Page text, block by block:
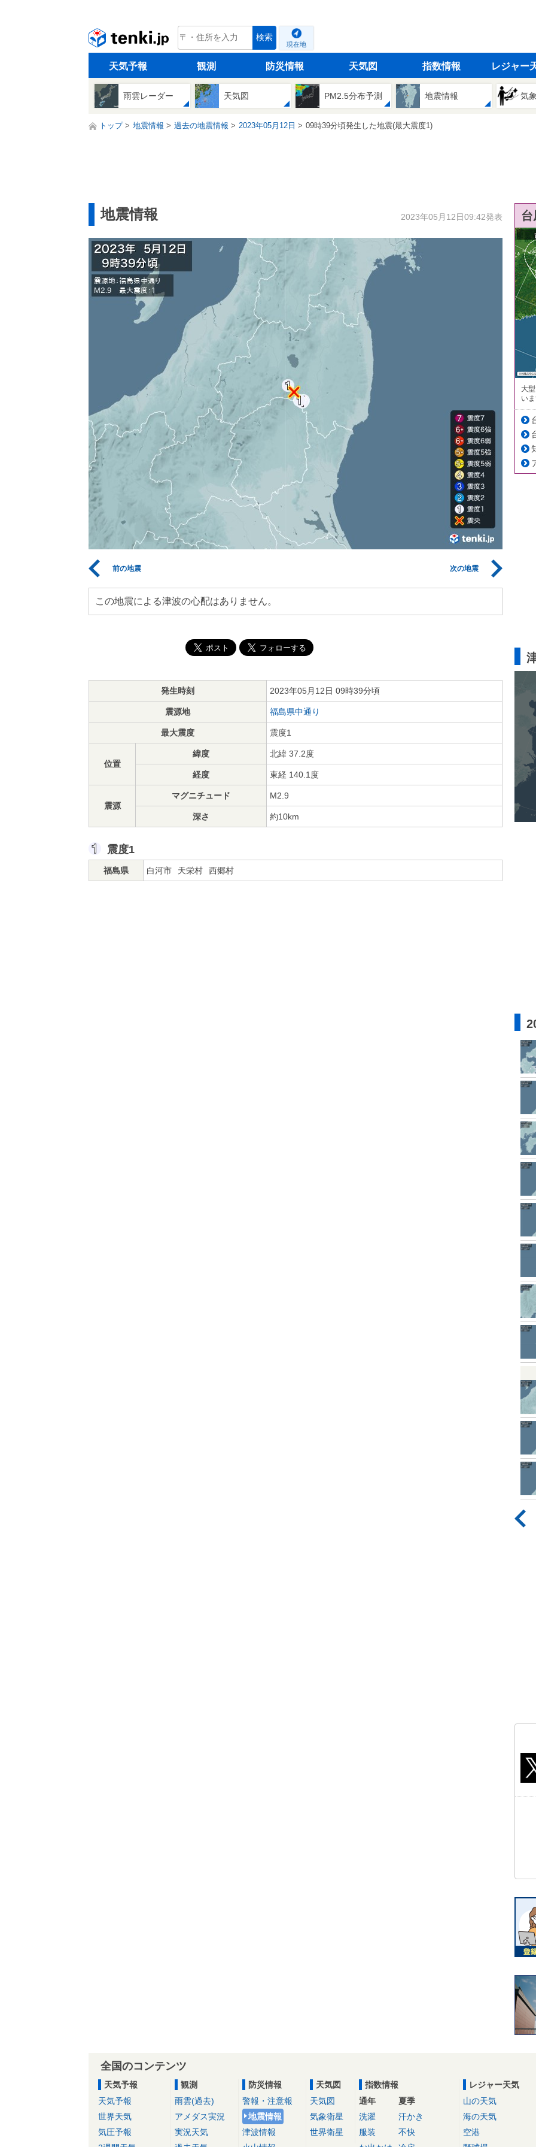
tenki.jp 検索
現在地
天気予報 観測 防災情報 天気図 指数情報 レジャー
雨雲レーダー 天気図 PM2.5分布予測 地震情報 気
トップ 地震情報 過去の地震情報 2023年05月12日 09時39分頃発生した地震(最大震度1)
地震情報 2023年05月12日09:42発表
前の地震 次の地震
この地震による津波の心配はありません。
発生時刻 2023年05月12日 09時39分頃
震源地 福島県中通り
最大震度 震度1
位置
緯度 北緯 37.2度
経度 東経 140.1度
震源
マグニチュード M2.9
深さ 約10km
震度1
福島県 白河市 天栄村 西郷村
大
い
全国のコンテンツ
天気予報
天気予報
世界天気
気圧予報
観測
雨雲(過去)
アメダス実況
実況天気
防災情報
警報・注意報
地震情報
津波情報
天気図
天気図
気象衛星
世界衛星
指数情報
通年
洗濯
服装
夏季
汗かき
不快
レジャー天気
山の天気
海の天気
空港